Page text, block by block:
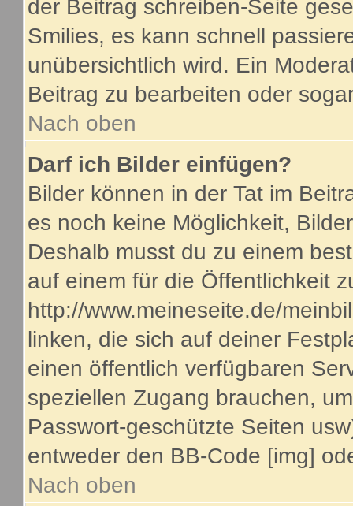
der Beitrag schreiben-Seite
Smilies, es kann schnell
unübersichtlich wird. Ein
Beitrag zu bearbeiten oder
Nach oben
Darf ich Bilder einfügen?
Bilder können in der Tat im
es noch keine Möglichkeit,
Deshalb musst du zu einem
auf einem für die Öffentlichkeit
http://www.meineseite.de/
linken, die sich auf deiner
einen öffentlich verfügbaren
speziellen Zugang brauchen,
Passwort-geschützte Seiten
entweder den BB-Code [img]
Nach oben